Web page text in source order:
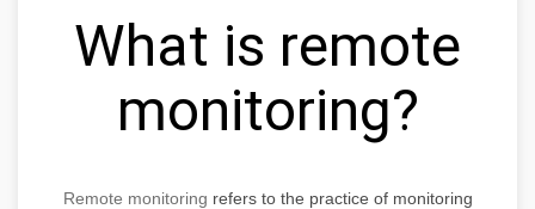
What is remote
monitoring?
Remote monitoring refers to the practice of monitoring